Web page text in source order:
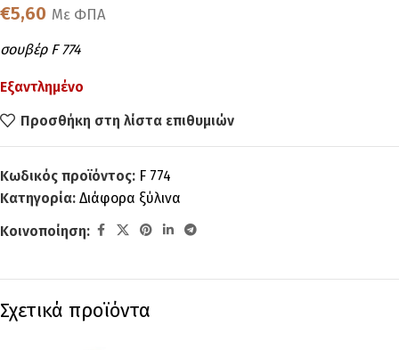
€5,60 Με ΦΠΑ
σουβέρ F 774
Εξαντλημένο
Προσθήκη στη λίστα επιθυμιών
Κωδικός προϊόντος: F 774
Κατηγορία: Διάφορα ξύλινα
Κοινοποίηση:
Σχετικά προϊόντα